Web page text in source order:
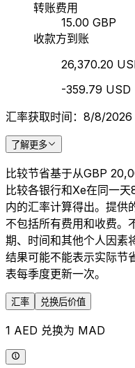
转账费用
15.00 GBP
收款方到账
26,370.20
-359.79 USD
汇率获取时间：8/8/2026
了解更多
比较节省基于从GBP
比较各银行和Xe在同一
内的汇率计算得出。提供
不包括所有费用和收费。
期、时间和其他个人因素
结果可能不能表示实际节
表每季度更新一次。
汇率 兑换后价值
1 AED 兑换为 MAD